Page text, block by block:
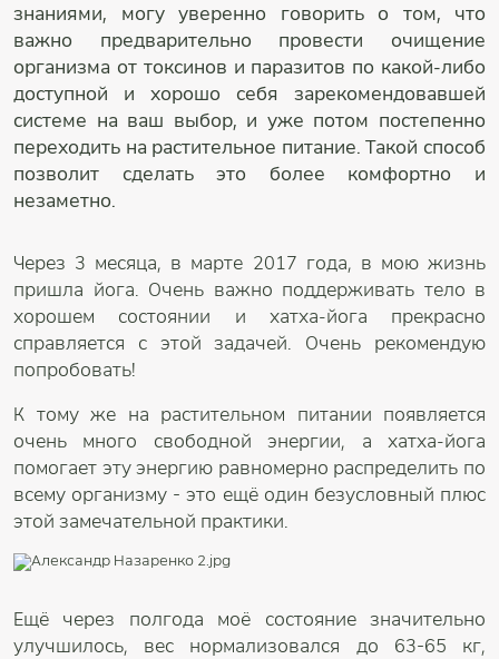
знаниями, могу уверенно говорить о том, что
важно предварительно провести очищение
организма от токсинов и паразитов по какой-либо
доступной и хорошо себя зарекомендовавшей
системе на ваш выбор, и уже потом постепенно
переходить на растительное питание. Такой способ
позволит сделать это более комфортно и
незаметно.
Через 3 месяца, в марте 2017 года, в мою жизнь
пришла йога. Очень важно поддерживать тело в
хорошем состоянии и хатха-йога прекрасно
справляется с этой задачей. Очень рекомендую
попробовать!
К тому же на растительном питании появляется
очень много свободной энергии, а хатха-йога
помогает эту энергию равномерно распределить по
всему организму - это ещё один безусловный плюс
этой замечательной практики.
Ещё через полгода моё состояние значительно
улучшилось, вес нормализовался до 63-65 кг,